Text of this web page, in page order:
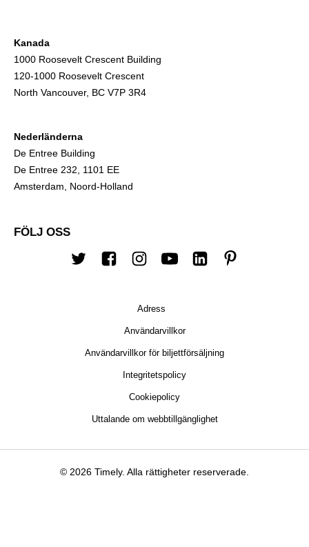
Kanada
1000 Roosevelt Crescent Building
120-1000 Roosevelt Crescent
North Vancouver, BC V7P 3R4
Nederländerna
De Entree Building
De Entree 232, 1101 EE
Amsterdam, Noord-Holland
FÖLJ OSS
TwitterFacebookInstagram
youtubeLinkedIn
Adress
Användarvillkor
Användarvillkor för biljettförsäljning
Integritetspolicy
Cookiepolicy
Uttalande om webbtillgänglighet
© 2026 Timely. Alla rättigheter reserverade.